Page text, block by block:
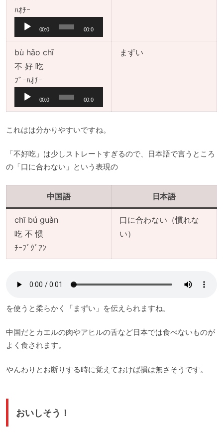
ﾊｵﾁｰ音
声
プ
レ
ー
ヤ
00:0
0
00:0
0
bù hǎo chī
不 好 吃
ﾌﾞｰﾊｵﾁｰ音
プ
ー
ヤ
ー
00:0
0
00:0
0
まずい
これはは分かりやすいですね。
「不好吃」は少しストレートすぎるので、日本語で言うところ
の「口に合わない」という表現の
中国語 日本語
chī bú guàn
吃 不 惯
ﾁｰﾌﾞｸﾞｱﾝ
口に合わない（慣れな
い）
を使うと柔らかく「まずい」を伝えられますね。
中国だとカエルの肉やアヒルの舌など日本では食べないものが
よく食されます。
やんわりとお断りする時に覚えておけば損は無さそうです。
おいしそう！